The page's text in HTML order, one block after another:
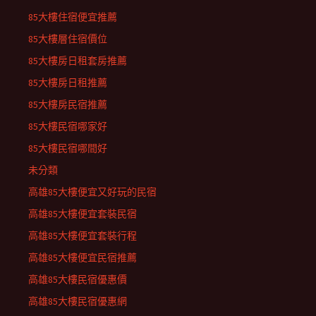
85大樓住宿便宜推薦
85大樓層住宿價位
85大樓房日租套房推薦
85大樓房日租推薦
85大樓房民宿推薦
85大樓民宿哪家好
85大樓民宿哪間好
未分類
高雄85大樓便宜又好玩的民宿
高雄85大樓便宜套裝民宿
高雄85大樓便宜套裝行程
高雄85大樓便宜民宿推薦
高雄85大樓民宿優惠價
高雄85大樓民宿優惠網